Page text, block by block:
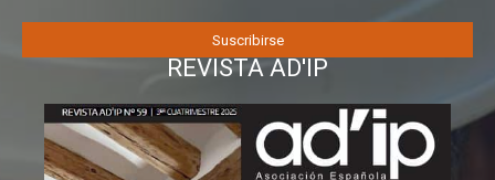
REVISTA AD'IP